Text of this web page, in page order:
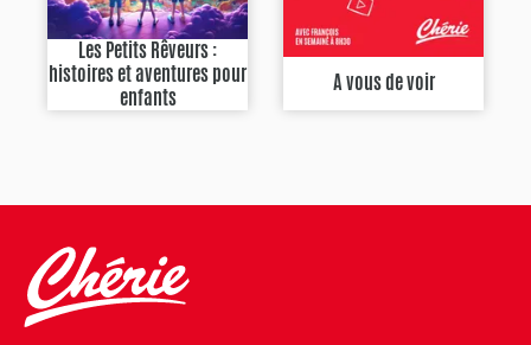
Les Petits Rêveurs :
histoires et aventures pour
enfants
A vous de voir